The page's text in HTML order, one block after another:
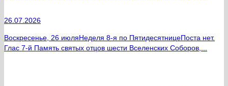
26.07.2026
Воскресенье, 26 июляНеделя 8-я по ПятидесятницеПоста нет.
Глас 7-й Память святых отцов шести Вселенских Соборов,...